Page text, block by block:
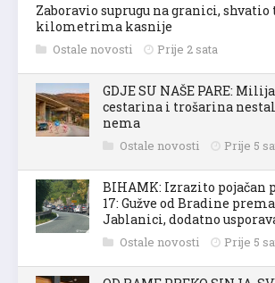
Zaboravio suprugu na granici, shvatio
kilometrima kasnije
Ostale novosti Prije 2 sata
GDJE SU NAŠE PARE:
cestarina i trošarina
nema
Ostale novosti Prije 5
BIHAMK: Izrazito pojačan
17: Gužve od Bradine
Jablanici, dodatno
Ostale novosti Prije 5